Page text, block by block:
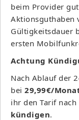
beim Provider
Aktionsguthaben
Gültigkeitsdauer
ersten
Achtung
Nach Ablauf der
bei 29,99€/
ihr den Tarif
kündigen.